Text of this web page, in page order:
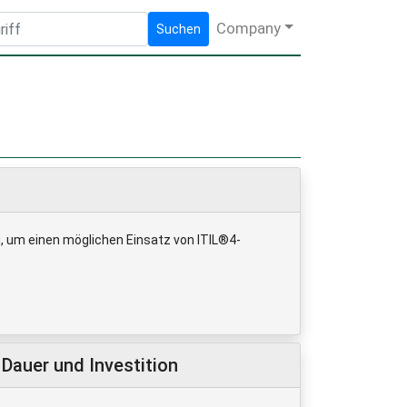
Suchen Company
um einen möglichen Einsatz von ITIL®4-
Dauer und Investition